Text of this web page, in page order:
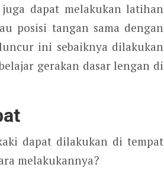
dapat melakukan latihan
posisi tangan sama dengan
ini sebaiknya dilakukan
gerakan dasar lengan di
dapat dilakukan di tempat
melakukannya?